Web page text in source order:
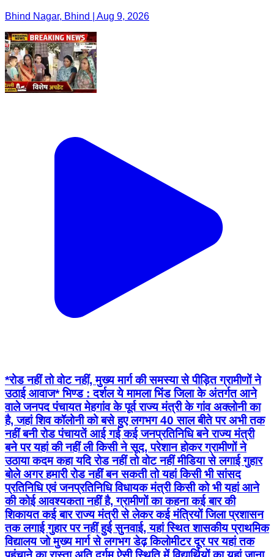
Bhind Nagar, Bhind | Aug 9, 2026
*रोड नहीं तो वोट नहीं, मुख्य मार्ग की समस्या से पीड़ित ग्रामीणों ने
उठाई आवाज* भिण्ड : दर्शल ये मामला भिंड जिला के अंतर्गत आने
वाले जनपद पंचायत मेहगांव के पूर्व राज्य मंत्री के गांव अक्लोनी का
है, जहां शिव कॉलोनी को बसे हुए लगभग 40 साल बीते पर अभी तक
नहीं बनी रोड पंचायतें आई गई कई जनप्रतिनिधि बने राज्य मंत्री
बने पर यहां की नहीं ली किसी ने सूद, परेशान होकर ग्रामीणों ने
उठाया कदम कहा यदि रोड नहीं तो वोट नहीं मीडिया से लगाई गुहार
बोले अगर हमारी रोड नहीं बन सकती तो यहां किसी भी सांसद
प्रतिनिधि एवं जनप्रतिनिधि विधायक मंत्री किसी को भी यहां आने
की कोई आवश्यकता नहीं है, ग्रामीणों का कहना कई बार की
शिकायत कई बार राज्य मंत्री से लेकर कई मंत्रियों जिला प्रशासन
तक लगाई गुहार पर नहीं हुई सुनवाई, यहां स्थित शासकीय प्राथमिक
विद्यालय जो मुख्य मार्ग से लगभग डेढ़ किलोमीटर दूर पर यहां तक